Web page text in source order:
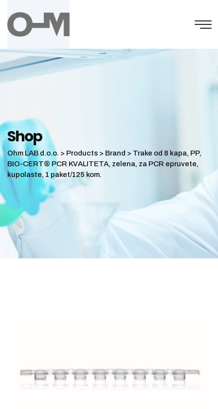
content
Shop
Ohm LAB d.o.o. > Products > Brand > Trake od 8 kapa, PP,
BIO-CERT® PCR KVALITETA, zelena, za PCR epruvete,
kupolaste, 1 paket/125 kom.